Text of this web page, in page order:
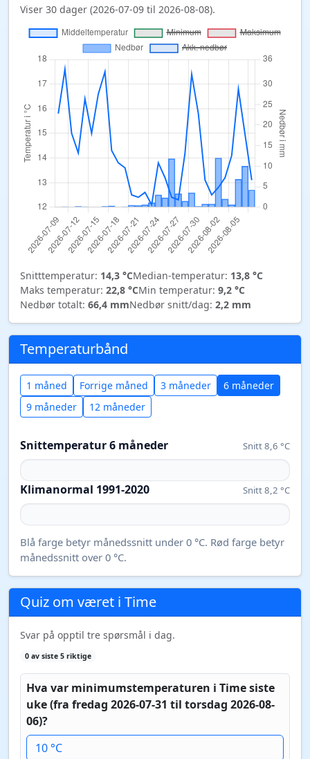
Viser 30 dager (2026-07-09 til 2026-08-08).
Snitttemperatur: 14,3 °CMedian-temperatur: 13,8 °C
Maks temperatur: 22,8 °CMin temperatur: 9,2 °C
Nedbør totalt: 66,4 mmNedbør snitt/dag: 2,2 mm
Temperaturbånd
1 måned Forrige måned 3 måneder
6 måneder
9 måneder
12 måneder
Snittemperatur 6 måneder Snitt 8,6 °C
Klimanormal 1991-2020 Snitt 8,2 °C
Blå farge betyr månedssnitt under 0 °C. Rød farge betyr
månedssnitt over 0 °C.
Quiz om været i Time
Svar på opptil tre spørsmål i dag.
0 av siste 5 riktige
Hva var minimumstemperaturen i Time siste
uke (fra fredag 2026-07-31 til torsdag 2026-08-
06)?
10 °C